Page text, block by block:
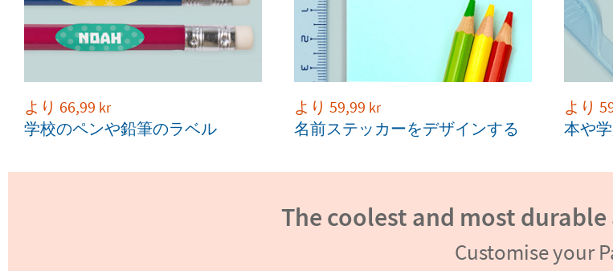
より 66,99 kr
学校のペンや鉛筆のラベル
より59,99 kr
名前ステッカーをデザインする
より
本や
The coolest and most
Customise your